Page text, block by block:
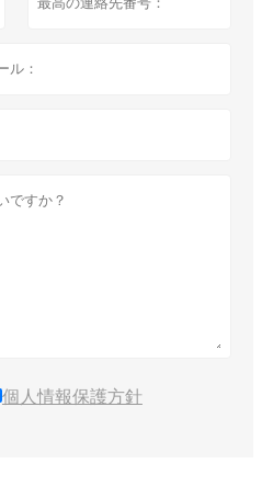
個人情報保護方針